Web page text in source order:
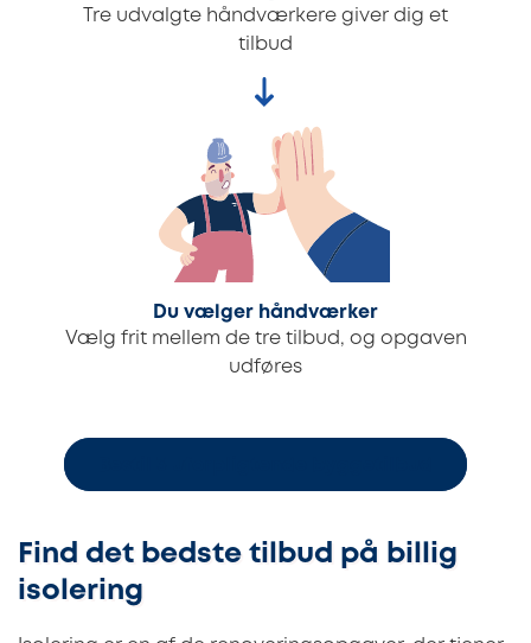
Tre udvalgte håndværkere giver dig et
tilbud
Du vælger håndværker
Vælg frit mellem de tre tilbud, og opgaven
udføres
Find det bedste tilbud på billig
isolering